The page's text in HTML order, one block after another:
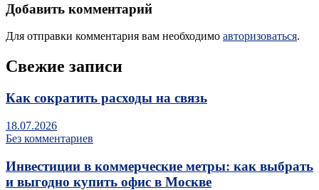
Добавить комментарий
Для отправки комментария вам необходимо авторизоваться.
Свежие записи
Как сократить расходы на связь
18.07.2026
Без комментариев
Инвестиции в коммерческие метры: как выбрать
и выгодно купить офис в Москве